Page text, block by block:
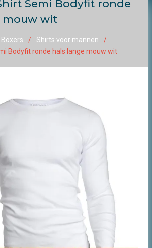
Semi Bodyfit ronde
mouw wit
Shirts voor mannen
Bodyfit ronde hals lange mouw wit